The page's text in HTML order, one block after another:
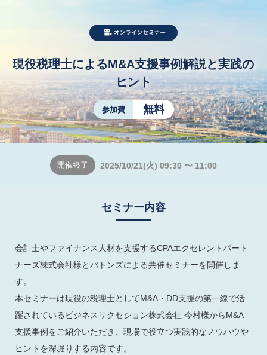
現役税理士によるM&A支援事例解説と実践の
ヒント
参加費 無料
開催終了 2025/10/21(火) 09:30 〜 11:00
セミナー内容
会計士やファイナンス人材を支援するCPAエクセレントパート
ナーズ株式会社様とバトンズによる共催セミナーを開催しま
す。
本セミナーは現役の税理士としてM&A・DD支援の第一線で活
躍されているビジネスサクセション株式会社 今村様からM&A
支援事例をご紹介いただき、現場で役立つ実践的なノウハウや
ヒントを深堀りする内容です。